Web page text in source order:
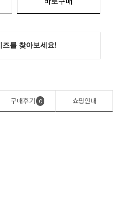
구매후기 0 쇼핑안내